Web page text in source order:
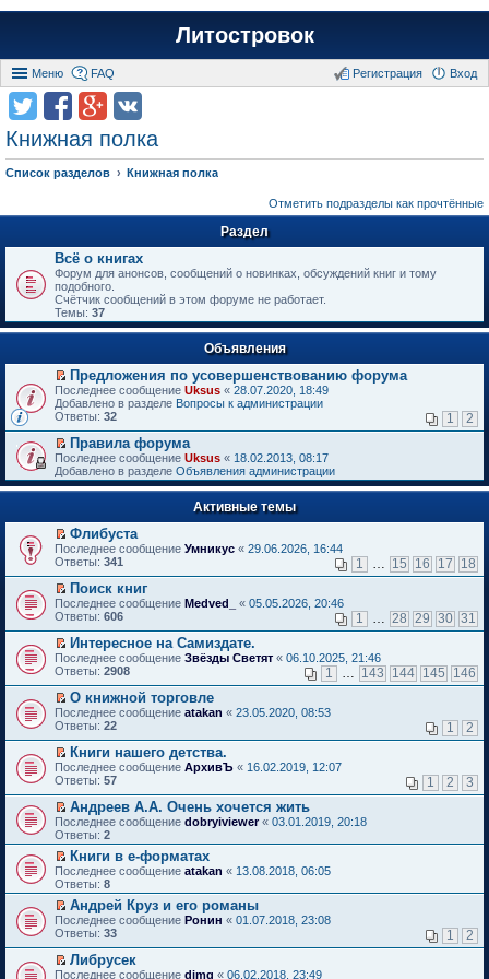
Литостровок
Меню FAQ Вход
Регистрация
Книжная полка
Список разделов Книжная полка
Отметить подразделы как прочтённые
Раздел
Всё о книгах
Форум для анонсов, сообщений о новинках, обсуждений книг и тому
подобного.
Счётчик сообщений в этом форуме не работает.
Темы: 37
Объявления
П
е
р
й
т
и
к
п
в
о
м
у
н
е
п
р
о
ч
и
т
а
н
н
о
м
у
с
о
о
б
щ
е
н
и
ю
Предложения по усовершенствованию форума
Последнее сообщение Uksus « 28.07.2020, 18:49
Добавлено в разделе Вопросы к администрации
Ответы: 32 1 2
П
е
р
е
т
и
к
п
р
в
о
м
у
н
е
п
р
о
ч
и
т
а
н
н
о
м
у
с
о
о
б
щ
е
н
и
ю
Правила форума
Последнее сообщение Uksus « 18.02.2013, 08:17
Добавлено в разделе Объявления администрации
Активные темы
П
е
е
й
т
и
к
п
е
р
в
о
м
у
н
е
п
р
о
ч
и
т
а
н
н
о
м
у
с
о
о
б
Флибуста
Последнее сообщение Умникус « 29.06.2026, 16:44
Ответы: 341 1 … 15 16 17 18
П
е
е
й
т
и
к
п
е
р
в
о
м
у
н
е
п
р
о
ч
и
т
а
н
н
о
м
у
Поиск книг
Последнее сообщение Medved_ « 05.05.2026, 20:46
Ответы: 606 1 … 28 29 30 31
П
е
е
й
т
и
к
п
е
р
в
о
м
у
н
е
п
р
о
ч
и
а
н
Интересное на Самиздате.
Последнее сообщение Звёзды Светят « 06.10.2025, 21:46
Ответы: 2908 1 … 143 144 145 146
П
е
е
й
т
и
к
п
е
р
в
о
м
у
н
е
п
р
о
ч
О книжной торговле
Последнее сообщение atakan « 23.05.2020, 08:53
Ответы: 22 1 2
П
е
е
й
т
и
п
е
р
в
о
м
у
н
е
Книги нашего детства.
Последнее сообщение АрхивЪ « 16.02.2019, 12:07
Ответы: 57 1 2 3
П
е
р
е
й
т
и
к
п
е
р
в
о
Андреев А.А. Очень хочется жить
Последнее сообщение dobryiviewer« 03.01.2019, 20:18
Ответы: 2
П
е
р
е
й
т
и
к
п
Книги в е-форматах
Последнее сообщение atakan « 13.08.2018, 06:05
Ответы: 8
П
е
е
й
Андрей Круз и его романы
Последнее сообщение Ронин « 01.07.2018, 23:08
Ответы: 33 1 2
П
Либрусек
Последнее сообщение dimg « 06.02.2018, 23:49